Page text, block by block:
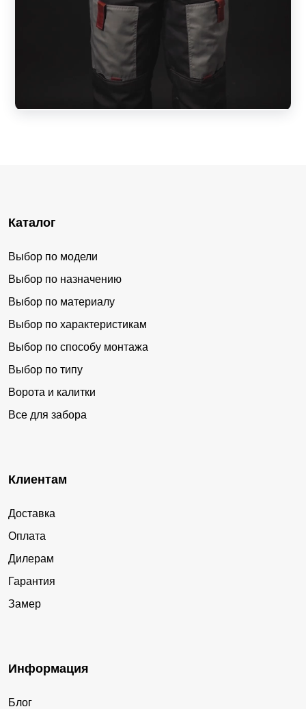
Каталог
Выбор по модели
Выбор по назначению
Выбор по материалу
Выбор по характеристикам
Выбор по способу монтажа
Выбор по типу
Ворота и калитки
Все для забора
Клиентам
Доставка
Оплата
Дилерам
Гарантия
Замер
Информация
Блог